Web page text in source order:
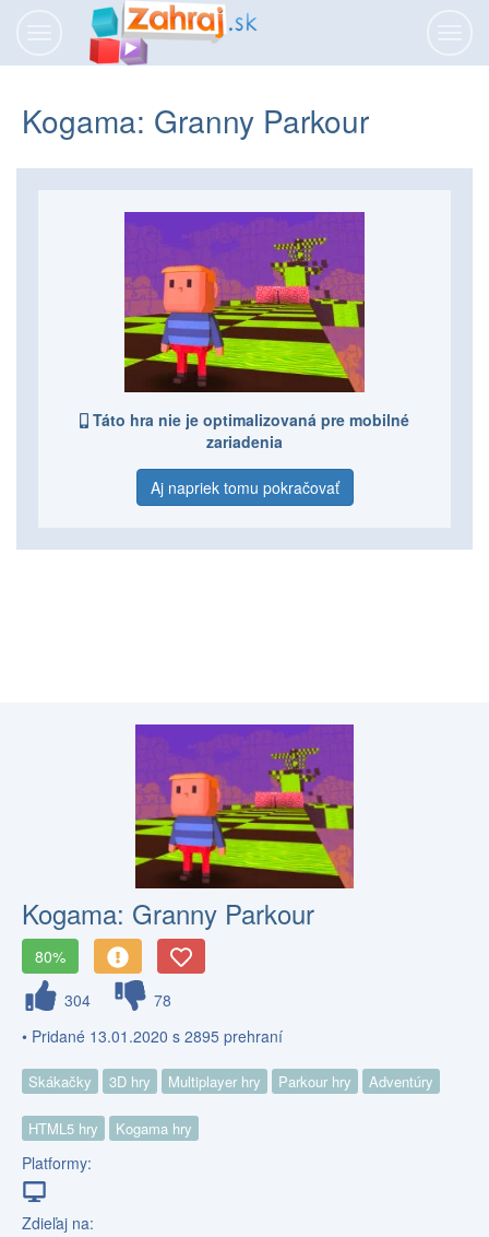
navigáciu
Kogama: Granny Parkour
Táto hra nie je optimalizovaná pre mobilné
zariadenia
Aj napriek tomu pokračovať
Kogama: Granny Parkour
80%
304
78
• Pridané 13.01.2020 s 2895 prehraní
Skákačky 3D hry Multiplayer hry Parkour hry Adventúry
HTML5 hry Kogama hry
Platformy:
Zdieľaj na: